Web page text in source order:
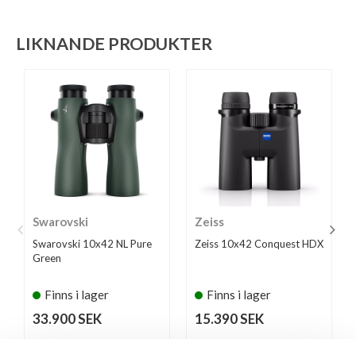
LIKNANDE PRODUKTER
Swarovski
Swarovski 10x42 NL Pure
Green
Finns i lager
33.900 SEK
Zeiss
Zeiss 10x42 Conquest HDX
Finns i lager
15.390 SEK